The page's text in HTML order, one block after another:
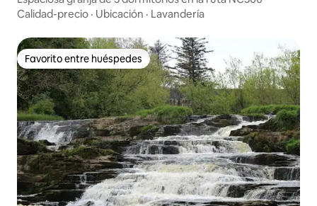
Calidad-precio · Ubicación · Lavandería
Favorito entre huéspedes
Favorito entre huéspedes